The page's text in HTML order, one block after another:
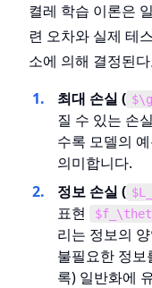
켤레 학습 이론은
련 오차와 실제 테
소에 의해 결정된
최대 손실 (
질 수 있는 손
수록 모델의
의미합니다.
정보 손실 (
표현
리는 정보의
불필요한 정
록) 일반화에